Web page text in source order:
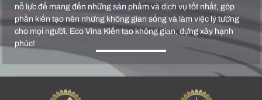
nỗ lực để mang đến những sản phẩm và dịch vụ tốt nhất, góp
phần kiến tạo nên những không gian sống và làm việc lý tưởng
cho mọi người. Eco Vina Kiến tạo không gian, dựng xây hạnh
phúc!